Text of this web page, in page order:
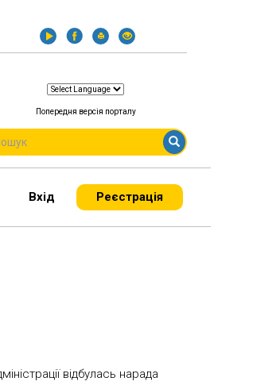
Попередня версія порталу
Пошук
Вхід
Реєстрація
відбулась нарада